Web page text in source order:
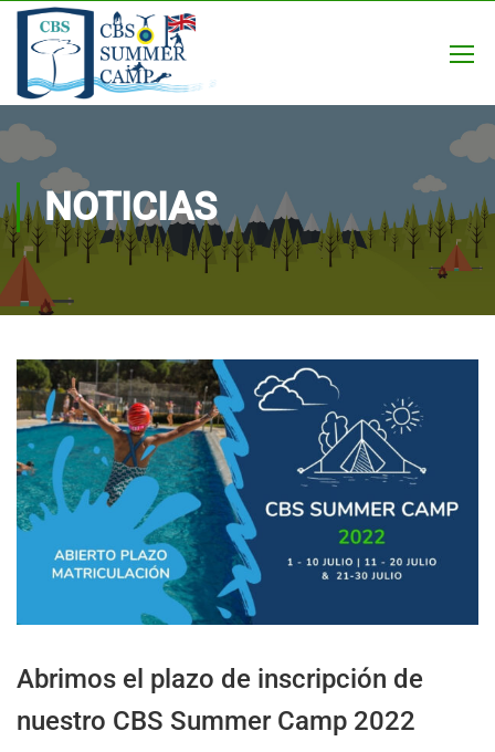
NOTICIAS
Abrimos el plazo de inscripción de
nuestro CBS Summer Camp 2022